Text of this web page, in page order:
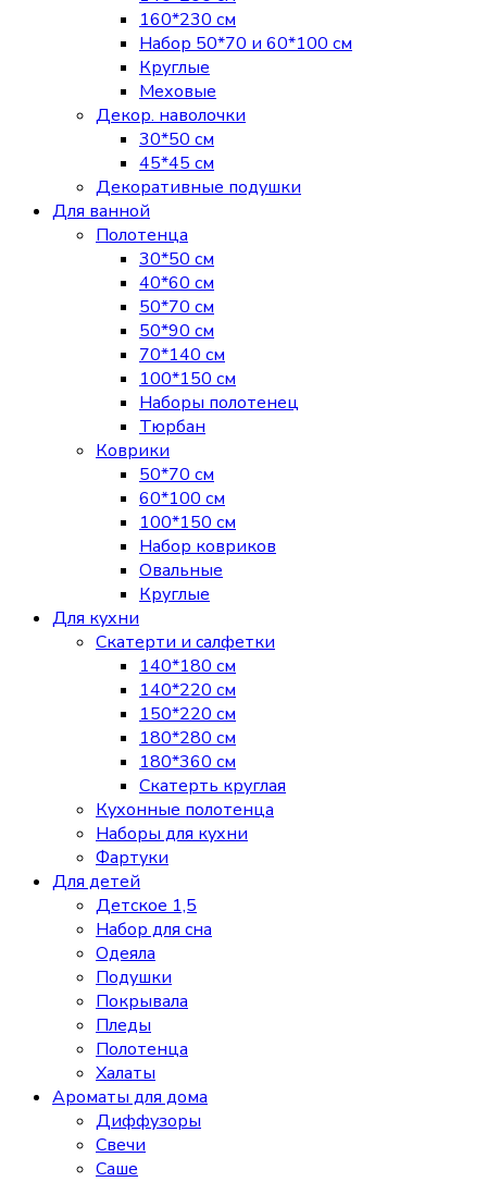
160*230 см
Набор 50*70 и 60*100 см
Круглые
Меховые
Декор. наволочки
30*50 см
45*45 см
Декоративные подушки
Для ванной
Полотенца
30*50 см
40*60 см
50*70 см
50*90 см
70*140 см
100*150 см
Наборы полотенец
Тюрбан
Коврики
50*70 см
60*100 см
100*150 см
Набор ковриков
Овальные
Круглые
Для кухни
Скатерти и салфетки
140*180 см
140*220 см
150*220 см
180*280 см
180*360 см
Скатерть круглая
Кухонные полотенца
Наборы для кухни
Фартуки
Для детей
Детское 1,5
Набор для сна
Одеяла
Подушки
Покрывала
Пледы
Полотенца
Халаты
Ароматы для дома
Диффузоры
Свечи
Cаше